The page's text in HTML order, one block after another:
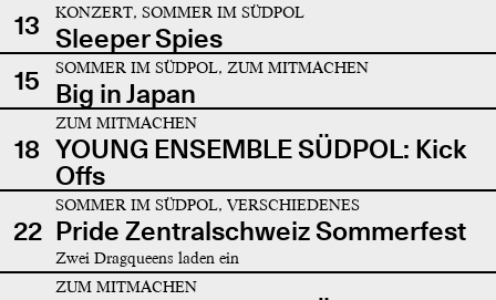
13
KONZERT, SOMMER IM SÜDPOL
Sleeper Spies
15
SOMMER IM SÜDPOL, ZUM MITMACHEN
Big in Japan
18
ZUM MITMACHEN
YOUNG ENSEMBLE SÜDPOL: Kick
Offs
22
SOMMER IM SÜDPOL, VERSCHIEDENES
Pride Zentralschweiz Sommerfest
Zwei Dragqueens laden ein
ZUM MITMACHEN